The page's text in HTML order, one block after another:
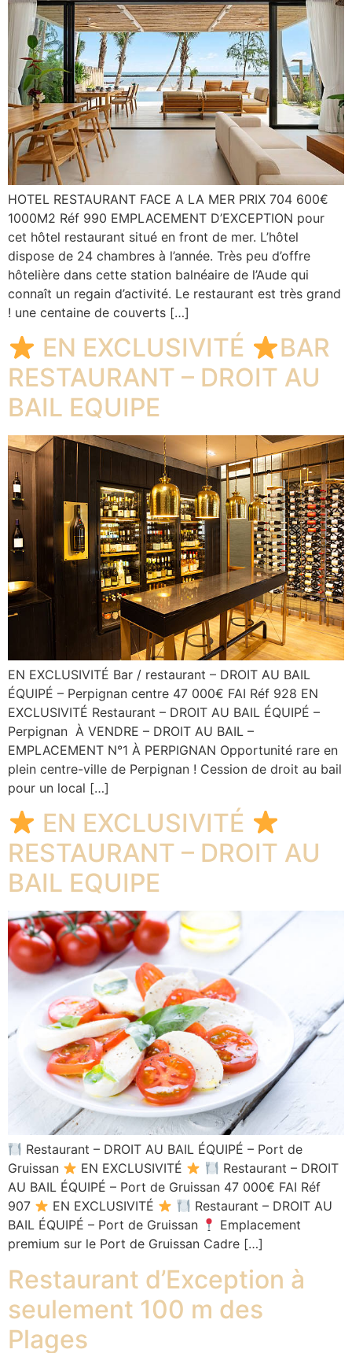
HOTEL RESTAURANT FACE A LA MER PRIX 704 600€
1000M2 Réf 990 EMPLACEMENT D’EXCEPTION pour
cet hôtel restaurant situé en front de mer. L’hôtel
dispose de 24 chambres à l’année. Très peu d’offre
hôtelière dans cette station balnéaire de l’Aude qui
connaît un regain d’activité. Le restaurant est très grand
! une centaine de couverts […]
EN EXCLUSIVITÉ
BAR
RESTAURANT – DROIT AU
BAIL EQUIPE
EN EXCLUSIVITÉ Bar / restaurant – DROIT AU BAIL
ÉQUIPÉ – Perpignan centre 47 000€ FAI Réf 928 EN
EXCLUSIVITÉ Restaurant – DROIT AU BAIL ÉQUIPÉ –
Perpignan À VENDRE – DROIT AU BAIL –
EMPLACEMENT N°1 À PERPIGNAN Opportunité rare en
plein centre-ville de Perpignan ! Cession de droit au bail
pour un local […]
EN EXCLUSIVITÉ
RESTAURANT – DROIT AU
BAIL EQUIPE
Restaurant – DROIT AU BAIL ÉQUIPÉ – Port de
Gruissan
EN EXCLUSIVITÉ
Restaurant – DROIT
AU BAIL ÉQUIPÉ – Port de Gruissan 47 000€ FAI Réf
907
EN EXCLUSIVITÉ
Restaurant – DROIT AU
BAIL ÉQUIPÉ – Port de Gruissan
Emplacement
premium sur le Port de Gruissan Cadre […]
Restaurant d’Exception à
seulement 100 m des
Plages